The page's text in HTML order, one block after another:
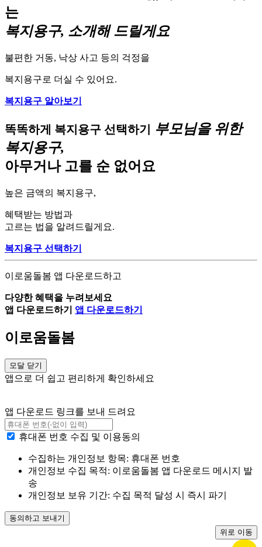
는
복지용구, 소개해 드릴게요
불편한 거동, 낙상 사고 등의 걱정을
복지용구로 더실 수 있어요.
복지용구 알아보기
똑똑하게 복지용구 선택하기
부모님을 위한
복지용구,
아무거나 고를 순 없어요
높은 금액의 복지용구,
혜택받는 방법과
고르는 법을 알려드릴게요.
복지용구 선택하기
이로움돌봄 앱 다운로드하고
다양한 혜택을 누려보세요
앱 다운로드하기
앱 다운로드하기
이로움돌봄
모달 닫기
앱으로 더 쉽고 편리하게 확인하세요
앱 다운로드 링크를 보내 드려요
휴대폰 번호 수집 및 이용동의
수집하는 개인정보 항목: 휴대폰 번호
개인정보 수집 목적: 이로움돌봄 앱 다운로드 메시지 발
송
개인정보 보유 기간: 수집 목적 달성 시 즉시 파기
동의하고 보내기
위로 이동